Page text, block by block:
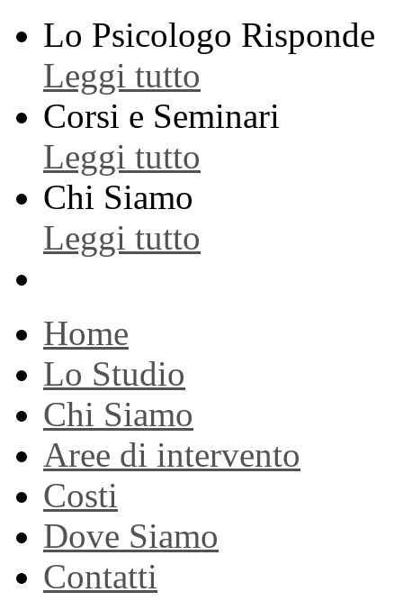
Lo Psicologo Risponde
Leggi tutto
Corsi e Seminari
Leggi tutto
Chi Siamo
Leggi tutto
Home
Lo Studio
Chi Siamo
Aree di intervento
Costi
Dove Siamo
Contatti